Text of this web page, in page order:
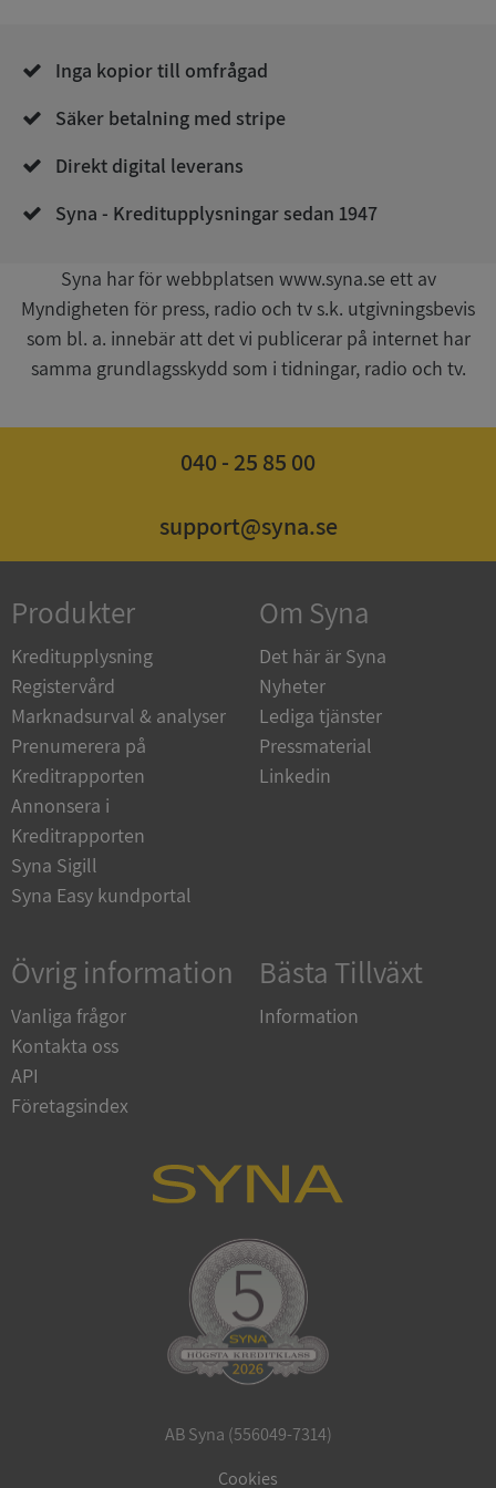
Inga kopior till omfrågad
Säker betalning med stripe
Direkt digital leverans
Syna - Kreditupplysningar sedan 1947
Syna har för webbplatsen www.syna.se ett av
Myndigheten för press, radio och tv s.k. utgivningsbevis
som bl. a. innebär att det vi publicerar på internet har
samma grundlagsskydd som i tidningar, radio och tv.
040 - 25 85 00
support@syna.se
Produkter
Kreditupplysning
Registervård
Marknadsurval & analyser
Prenumerera på
Kreditrapporten
Annonsera i
Kreditrapporten
Syna Sigill
Syna Easy kundportal
Om Syna
Det här är Syna
Nyheter
Lediga tjänster
Pressmaterial
Linkedin
Övrig information
Vanliga frågor
Kontakta oss
API
Företagsindex
Bästa Tillväxt
Information
AB Syna (556049-7314)
Cookies
VISITOR_PRIVACY_METADATA
YouTube
.youtube.com
5 månader
4 veckor
ASP.NET_SessionId
Microsoft
de.syna.se
Corporation
.syna.se
__RequestVerificationToken
CookieScriptConsent
CookieScript
.syna.se
_GRECAPTCHA
Google LLC
www.google.com
Privacy Policy